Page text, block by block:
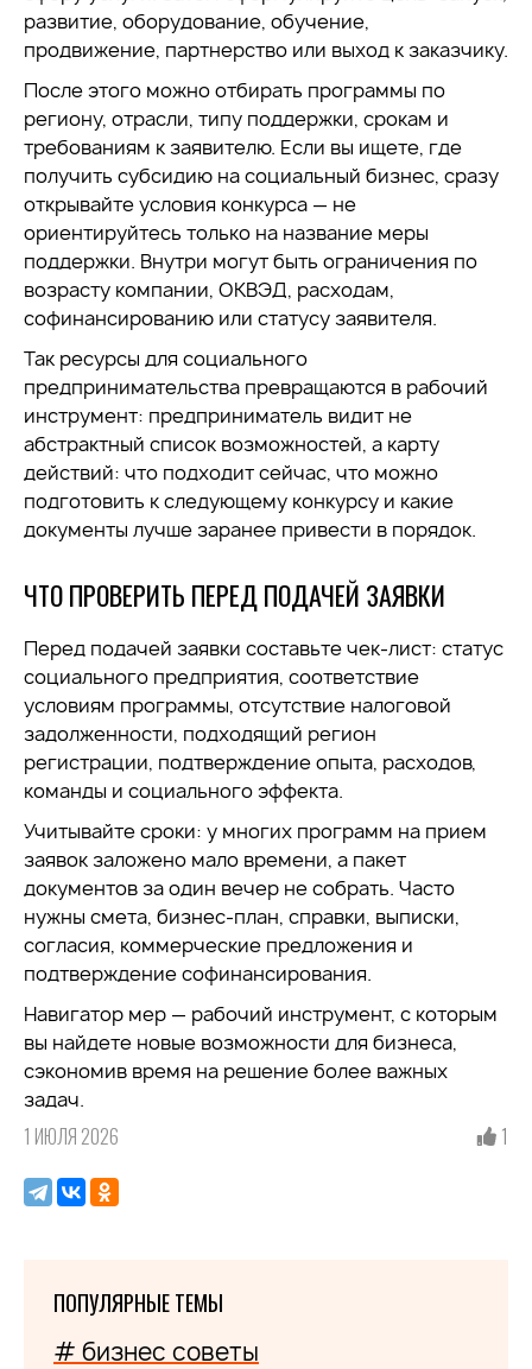
развитие, оборудование, обучение,
продвижение, партнерство или выход к заказчику.
После этого можно отбирать программы по
региону, отрасли, типу поддержки, срокам и
требованиям к заявителю. Если вы ищете, где
получить субсидию на социальный бизнес, сразу
открывайте условия конкурса — не
ориентируйтесь только на название меры
поддержки. Внутри могут быть ограничения по
возрасту компании, ОКВЭД, расходам,
софинансированию или статусу заявителя.
Так ресурсы для социального
предпринимательства превращаются в рабочий
инструмент: предприниматель видит не
абстрактный список возможностей, а карту
действий: что подходит сейчас, что можно
подготовить к следующему конкурсу и какие
документы лучше заранее привести в порядок.
ЧТО ПРОВЕРИТЬ ПЕРЕД ПОДАЧЕЙ ЗАЯВКИ
Перед подачей заявки составьте чек-лист: статус
социального предприятия, соответствие
условиям программы, отсутствие налоговой
задолженности, подходящий регион
регистрации, подтверждение опыта, расходов,
команды и социального эффекта.
Учитывайте сроки: у многих программ на прием
заявок заложено мало времени, а пакет
документов за один вечер не собрать. Часто
нужны смета, бизнес-план, справки, выписки,
согласия, коммерческие предложения и
подтверждение софинансирования.
Навигатор мер — рабочий инструмент, с которым
вы найдете новые возможности для бизнеса,
сэкономив время на решение более важных
задач.
1 ИЮЛЯ 2026 1
ПОПУЛЯРНЫЕ ТЕМЫ
# бизнес советы